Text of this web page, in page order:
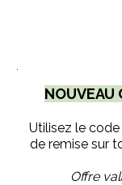
Utilisez le code
de remise sur
Offre